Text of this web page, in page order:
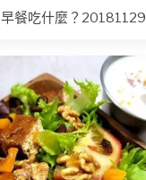
早餐吃什麼？20181129